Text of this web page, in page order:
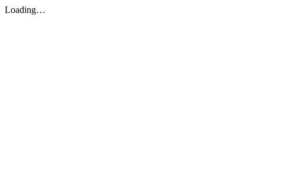
Loading…